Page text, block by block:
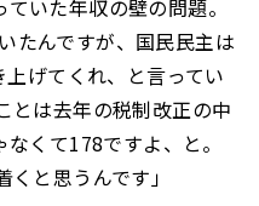
いた年収の壁の問題。
たんですが、国民民主は
げてくれ、と言ってい
とは去年の税制改正の中
くて178ですよ、と。
と思うんです」